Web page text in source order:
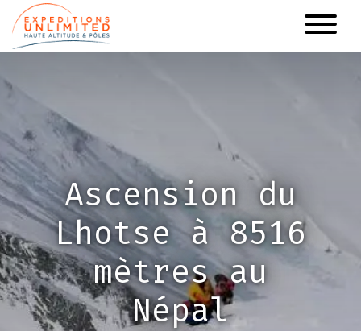
Aller
au
contenu
Ascension du
Lhotse à 8516
mètres au
Népal